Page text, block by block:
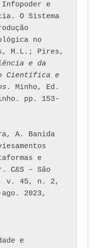
e
O Sistema
no
M.L.; Pires,
e da
Científica e
. Minho, Ed.
pp. 153-
A. Banida
e
C&S – São
v. 45, n. 2,
ago. 2023,
e